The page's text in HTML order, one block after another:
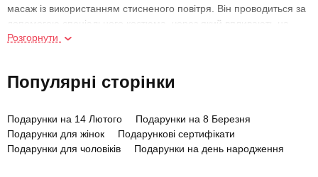
масаж із використанням стисненого повітря. Він проводиться за
допомогою спеціального костюма, через який впливають на
тіло. Процедура поєднує цілющі функції та пневмо дренаж,
барометричного тиску. При цьому процедура дуже безболісна.
Рейно (патології, при якій страждають на периферичні судини в
області стоп і кистей), варикозному розширенні вен, проблемах
із суглобами, набряклості ніг, для відновлення м'язової
Розгорнути
Популярні сторінки
Подарунки на 14 Лютого
Подарунки на 8 Березня
Подарунки для жінок
Подарункові сертифікати
Подарунки для чоловіків
Подарунки на день народження